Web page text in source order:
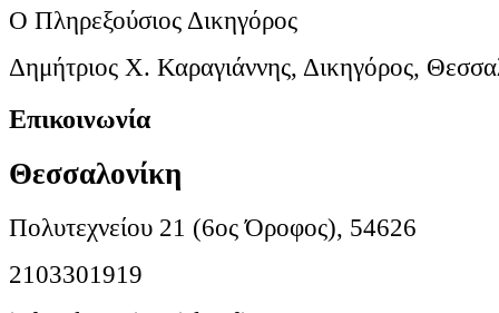
Ο Πληρεξούσιος Δικηγόρος
Δημήτριος Χ. Καραγιάννης, Δικηγόρος,
Επικοινωνία
Θεσσαλονίκη
Πολυτεχνείου 21 (6ος Όροφος), 54626
2103301919